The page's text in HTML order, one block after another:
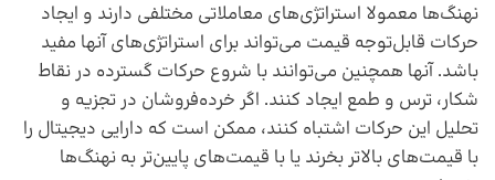
‌نهنگ‌ها معمولا استراتژی‌های معاملاتی مختلفی دارند و ایجاد
حرکات قابل‌توجه قیمت می‌تواند برای استراتژی‌های آنها مفید
باشد. آنها همچنین می‌توانند با شروع حرکات گسترده در نقاط
شکار، ترس و طمع ایجاد کنند. اگر خرده‌فروشان در تجزیه و
تحلیل این حرکات اشتباه کنند، ممکن است که دارایی دیجیتال را
با قیمت‌های بالا‌تر بخرند یا با قیمت‌های پایین‌تر به نهنگ‌ها